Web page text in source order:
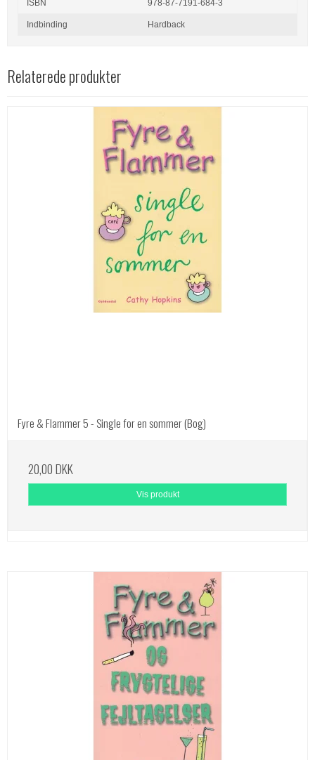
ISBN 978-87-7191-684-3
Indbinding Hardback
Relaterede produkter
Fyre & Flammer 5 - Single for en sommer (Bog)
20,00 DKK
Vis produkt